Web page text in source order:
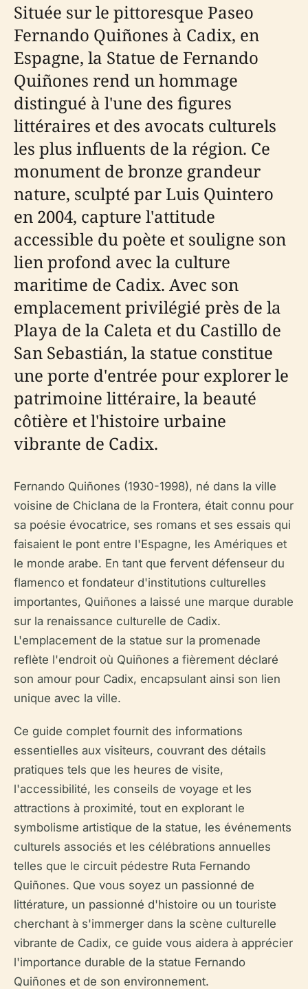
Située sur le pittoresque Paseo
Fernando Quiñones à Cadix, en
Espagne, la Statue de Fernando
Quiñones rend un hommage
distingué à l'une des figures
littéraires et des avocats culturels
les plus influents de la région. Ce
monument de bronze grandeur
nature, sculpté par Luis Quintero
en 2004, capture l'attitude
accessible du poète et souligne son
lien profond avec la culture
maritime de Cadix. Avec son
emplacement privilégié près de la
Playa de la Caleta et du Castillo de
San Sebastián, la statue constitue
une porte d'entrée pour explorer le
patrimoine littéraire, la beauté
côtière et l'histoire urbaine
vibrante de Cadix.
Fernando Quiñones (1930-1998), né dans la ville
voisine de Chiclana de la Frontera, était connu pour
sa poésie évocatrice, ses romans et ses essais qui
faisaient le pont entre l'Espagne, les Amériques et
le monde arabe. En tant que fervent défenseur du
flamenco et fondateur d'institutions culturelles
importantes, Quiñones a laissé une marque durable
sur la renaissance culturelle de Cadix.
L'emplacement de la statue sur la promenade
reflète l'endroit où Quiñones a fièrement déclaré
son amour pour Cadix, encapsulant ainsi son lien
unique avec la ville.
Ce guide complet fournit des informations
essentielles aux visiteurs, couvrant des détails
pratiques tels que les heures de visite,
l'accessibilité, les conseils de voyage et les
attractions à proximité, tout en explorant le
symbolisme artistique de la statue, les événements
culturels associés et les célébrations annuelles
telles que le circuit pédestre Ruta Fernando
Quiñones. Que vous soyez un passionné de
littérature, un passionné d'histoire ou un touriste
cherchant à s'immerger dans la scène culturelle
vibrante de Cadix, ce guide vous aidera à apprécier
l'importance durable de la statue Fernando
Quiñones et de son environnement.